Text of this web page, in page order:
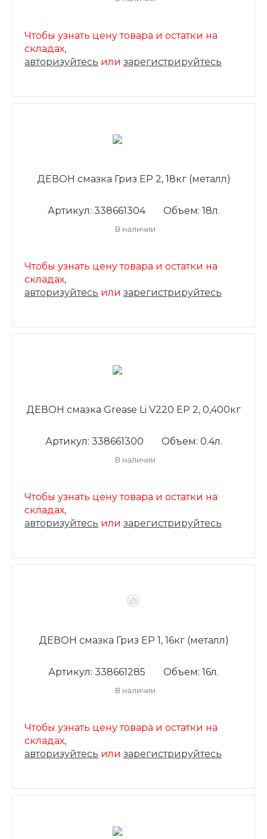
Чтобы узнать цену товара и остатки на
складах,
авторизуйтесь или зарегистрируйтесь
ДЕВОН смазка Гриз ЕР 2, 18кг (металл)
Артикул: 338661304 Объем: 18л.
В наличии
Чтобы узнать цену товара и остатки на
складах,
авторизуйтесь или зарегистрируйтесь
ДЕВОН смазка Grease Li V220 ЕР 2, 0,400кг
Артикул: 338661300 Объем: 0.4л.
В наличии
Чтобы узнать цену товара и остатки на
складах,
авторизуйтесь или зарегистрируйтесь
ДЕВОН смазка Гриз ЕР 1, 16кг (металл)
Артикул: 338661285 Объем: 16л.
В наличии
Чтобы узнать цену товара и остатки на
складах,
авторизуйтесь или зарегистрируйтесь